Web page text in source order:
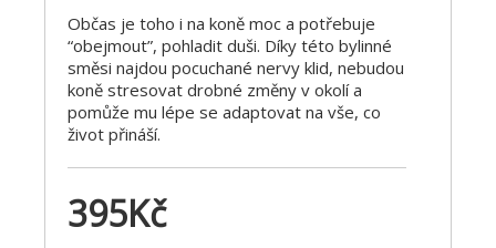
Občas je toho i na koně moc a potřebuje
“obejmout”, pohladit duši. Díky této bylinné
směsi najdou pocuchané nervy klid, nebudou
koně stresovat drobné změny v okolí a
pomůže mu lépe se adaptovat na vše, co
život přináší.
395Kč